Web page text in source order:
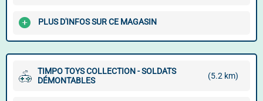
PLUS D'INFOS SUR CE MAGASIN
TIMPO TOYS COLLECTION - SOLDATS
DÉMONTABLES
(5.2 km)